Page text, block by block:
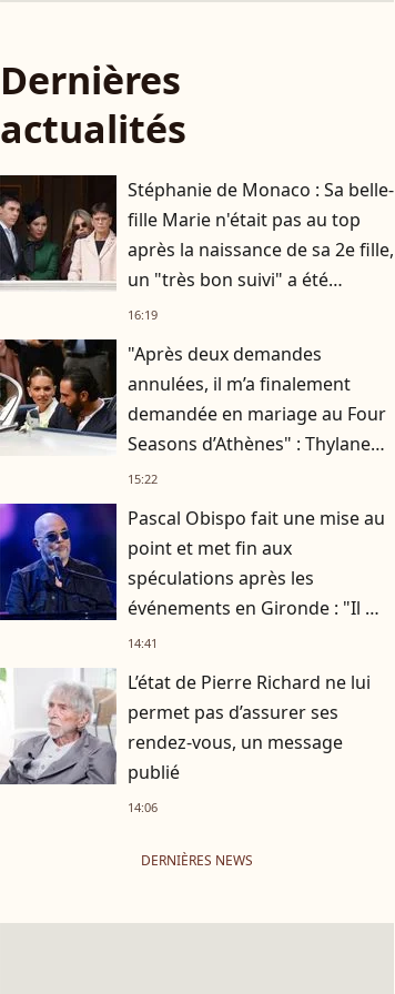
Dernières
actualités
Stéphanie de Monaco : Sa belle-
fille Marie n'était pas au top
après la naissance de sa 2e fille,
un "très bon suivi" a été
nécessaire
16:19
"Après deux demandes
annulées, il m’a finalement
demandée en mariage au Four
Seasons d’Athènes" : Thylane
Blondeau raconte ses
15:22
Pascal Obispo fait une mise au
point et met fin aux
spéculations après les
événements en Gironde : "Il me
semble important de
14:41
L’état de Pierre Richard ne lui
permet pas d’assurer ses
rendez-vous, un message
publié
14:06
DERNIÈRES NEWS